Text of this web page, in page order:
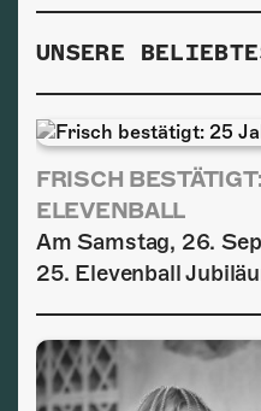
UNSERE
FRISCH
ELEVENBALL
Am Samstag, 26.
25. Elevenball